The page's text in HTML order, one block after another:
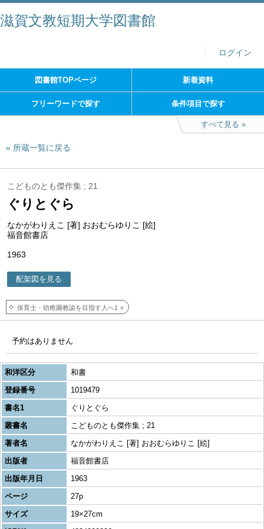
滋賀文教短期大学図書館
ログイン
図書館TOPページ 新着資料
フリーワードで探す 条件項目で探す
すべて見る
所蔵一覧に戻る
こどものとも傑作集 ; 21
ぐりとぐら
なかがわりえこ [著] おおむらゆりこ [絵]
福音館書店
1963
配架図を見る
保育士・幼稚園教諭を目指す人へ1
予約はありません
和洋区分
和書
登録番号
1019479
書名1
ぐりとぐら
叢書名
こどものとも傑作集 ; 21
著者名
なかがわりえこ [著] おおむらゆりこ [絵]
出版者
福音館書店
出版年月日
1963
ページ
27p
サイズ
19×27cm